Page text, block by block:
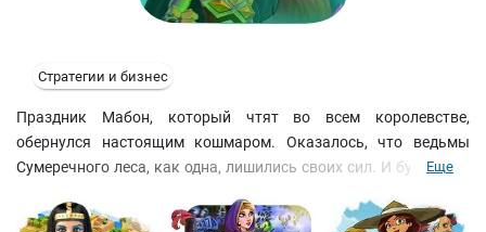
Стратегии и бизнес
Праздник Мабон, который чтят во всем королевстве,
обернулся настоящим кошмаром. Оказалось, что ведьмы
Сумеречного леса, как одна, лишились своих сил. И будущее и
граф Дракула сможет разобраться в причинах катастрофы и
Еще